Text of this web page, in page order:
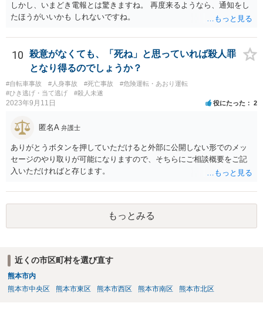
しかし、いまどき電報とは驚きますね。 再度来るようなら、通知をし
たほうがいいかも しれないですね。
10
殺意がなくても、「死ね」と思っていれば殺人罪
となり得るのでしょうか？
#自転車事故 #人身事故 #死亡事故
#危険運転・あおり運転
#ひき逃げ・当て逃げ
#殺人未遂
2023年9月11日 役にたった 2
匿名A 弁護士
ありがとうボタンを押していただけると外部に公開しない形でのメッ
セージのやり取りが可能になりますので、そちらにご相談概要をご記
入いただければと存じます。
もっとみる
近くの市区町村を選び直す
熊本市内
熊本市中央区
熊本市東区 熊本市西区 熊本市南区 熊本市北区